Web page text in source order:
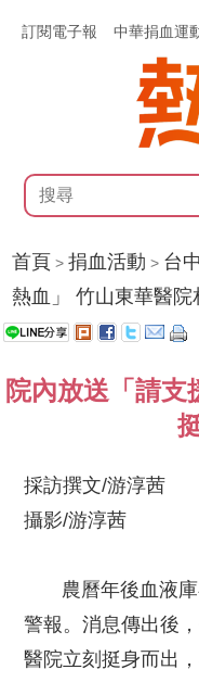
訂閱電子報 中華捐血運
首頁 >捐血活動 > 台
熱血」 竹山東華醫院
院內放送「請支
採訪撰文/游淳茜
攝影/游淳茜
農曆年後血液庫
警報。消息傳出後
醫院立刻挺身而出